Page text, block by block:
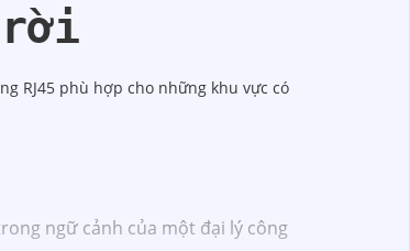
RJ45 phù hợp cho những khu vực có
ngữ cảnh của một đại lý công